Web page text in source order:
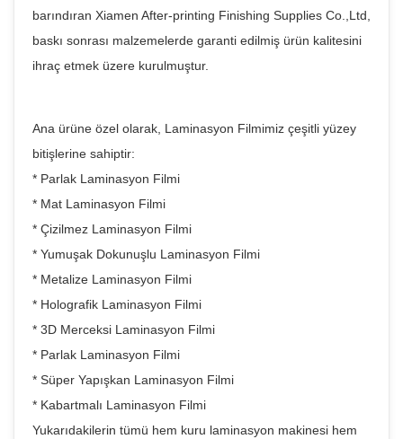
barındıran Xiamen After-printing Finishing Supplies Co.,Ltd,
baskı sonrası malzemelerde garanti edilmiş ürün kalitesini
ihraç etmek üzere kurulmuştur.
Ana ürüne özel olarak, Laminasyon Filmimiz çeşitli yüzey
bitişlerine sahiptir:
* Parlak Laminasyon Filmi
* Mat Laminasyon Filmi
* Çizilmez Laminasyon Filmi
* Yumuşak Dokunuşlu Laminasyon Filmi
* Metalize Laminasyon Filmi
* Holografik Laminasyon Filmi
* 3D Merceksi Laminasyon Filmi
* Parlak Laminasyon Filmi
* Süper Yapışkan Laminasyon Filmi
* Kabartmalı Laminasyon Filmi
Yukarıdakilerin tümü hem kuru laminasyon makinesi hem